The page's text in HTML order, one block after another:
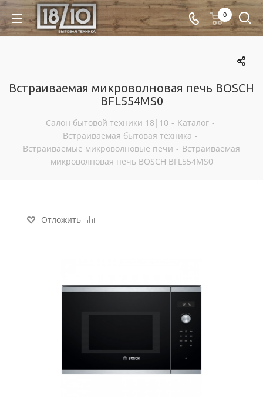
0
Встраиваемая микроволновая печь BOSCH
BFL554MS0
Салон бытовой техники 18|10 - Каталог -
Встраиваемая бытовая техника -
Встраиваемые микроволновые печи - Встраиваемая
микроволновая печь BOSCH BFL554MS0
Отложить